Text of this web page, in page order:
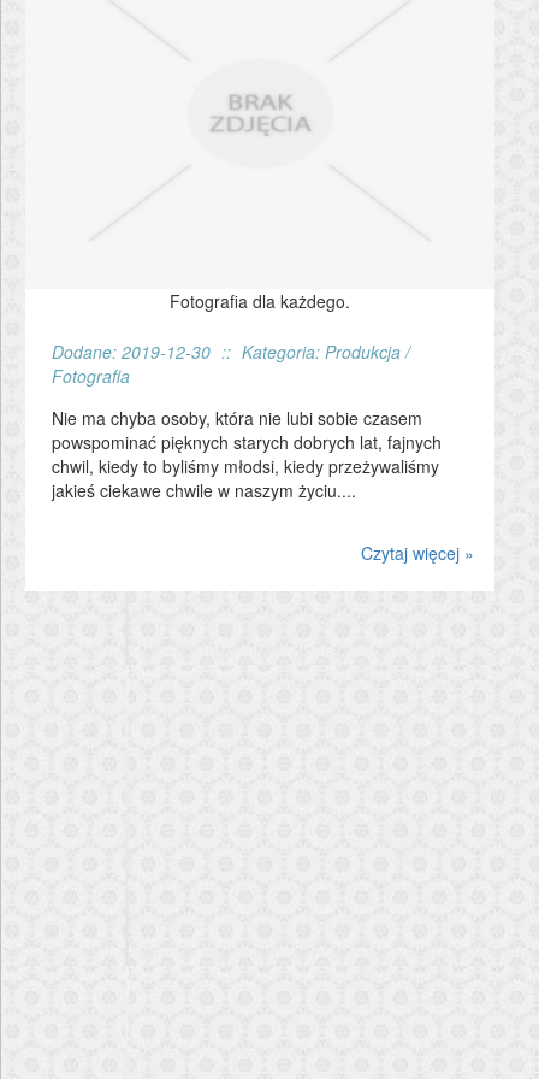
Fotografia dla każdego.
Dodane: 2019-12-30 :: Kategoria: Produkcja /
Fotografia
Nie ma chyba osoby, która nie lubi sobie czasem
powspominać pięknych starych dobrych lat, fajnych
chwil, kiedy to byliśmy młodsi, kiedy przeżywaliśmy
jakieś ciekawe chwile w naszym życiu....
Czytaj więcej »